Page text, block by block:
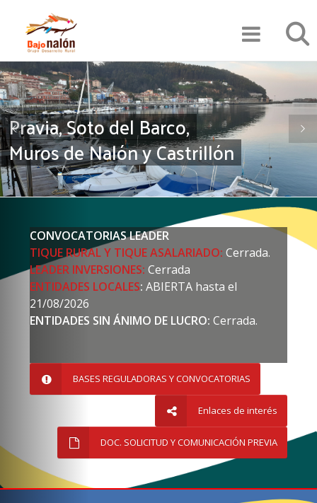
contenido
principal
Pravia, Soto del Barco,
Muros de Nalón y Castrillón
CONVOCATORIAS LEADER
TIQUE RURAL Y TIQUE ASALARIADO: Cerrada.
LEADER INVERSIONES: Cerrada
ENTIDADES LOCALES: ABIERTA hasta el
21/08/2026
ENTIDADES SIN ÁNIMO DE LUCRO: Cerrada.
BASES REGULADORAS Y CONVOCATORIAS
Enlaces de interés
DOC. SOLICITUD Y COMUNICACIÓN PREVIA